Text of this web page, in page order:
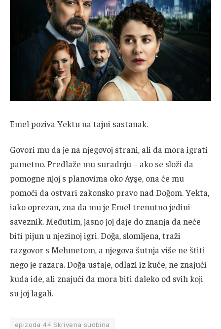
Emel poziva Yektu na tajni sastanak.
Govori mu da je na njegovoj strani, ali da mora igrati
pametno. Predlaže mu suradnju – ako se složi da
pomogne njoj s planovima oko Ayşe, ona će mu
pomoći da ostvari zakonsko pravo nad Doğom. Yekta,
iako oprezan, zna da mu je Emel trenutno jedini
saveznik. Međutim, jasno joj daje do znanja da neće
biti pijun u njezinoj igri. Doğa, slomljena, traži
razgovor s Mehmetom, a njegova šutnja više ne štiti
nego je razara. Doğa ustaje, odlazi iz kuće, ne znajući
kuda ide, ali znajući da mora biti daleko od svih koji
su joj lagali.
epizoda 44 Skrivena sudbina